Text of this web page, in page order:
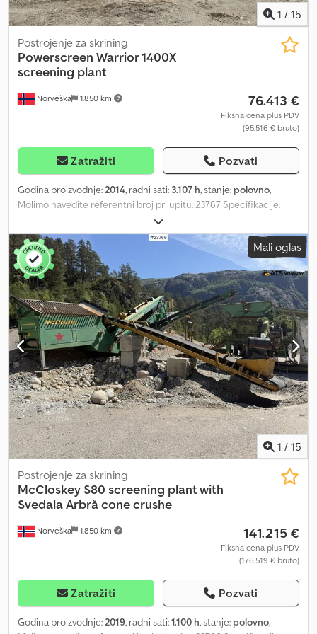
1 / 15
Norveška 1.850 km
Postrojenje za skrining
Powerscreen Warrior 1400X
screening plant
76.413 €
Fiksna cena plus PDV
(95.516 € bruto)
Zatražiti Pozvati
Godina proizvodnje:2014, radni sati: 3.107 h, stanje: polovno,
Molimo navedite referentni broj pri upitu: 23767 Specifikacije:
Model: 2014 Radni sati: 3107 (blagi porast moguć) Težina: 28.100 kg
Ulazni levak Crodpfszf U Nnox Abzef 3 frakcije Sita Daljinsko
upravljanje Servisna istorija Svetla Spremno za isporuku Opis: U
prodaji je Powerscreen Warrior 1400X sita stanica iz 2014. godine.
Sve funkcioniše kako treba i mašina je u redovnoj nedeljnoj
upotrebi. Radni sati će se postepeno povećavati. Ovo je sito sa 3
frakcije koje proizvodi 0-22 mm, 22-64 mm i 62+ mm proizvode.
Produktivno i efikasno sito. Spremno za isporuku. Radni sati: 3107
Sopstvena težina: 28.100 kg CE: Da Model: Warrior 1400X sita
stanica = Dodatne informacije = CE oznaka: da Serijski broj:
pid00133hdge688xxxx Za više informacija kontaktirajte ATS
Norway.
Mali oglas
1 / 15
Norveška 1.850 km
Postrojenje za skrining
McCloskey S80 screening plant with
Svedala Arbrå cone crushe
141.215 €
Fiksna cena plus PDV
(176.519 € bruto)
Zatražiti Pozvati
Godina proizvodnje:2019, radni sati:1.100 h, stanje: polovno,